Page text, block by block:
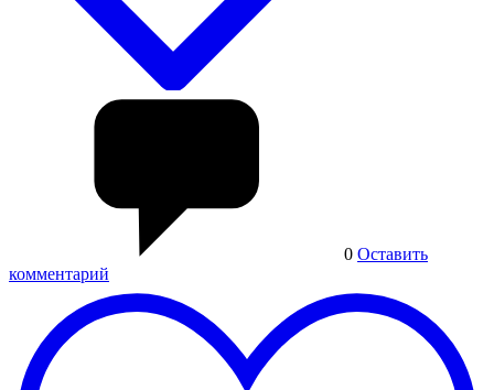
0 Оставить
комментарий